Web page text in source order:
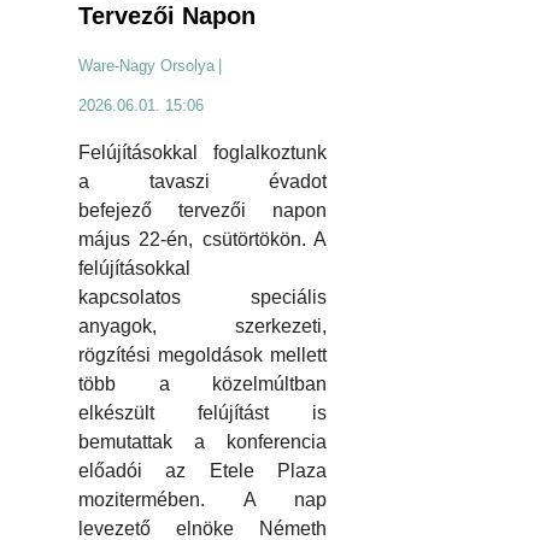
Tervezői Napon
Ware-Nagy Orsolya |
2026.06.01. 15:06
Felújításokkal foglalkoztunk
a tavaszi évadot
befejező tervezői napon
május 22-én, csütörtökön. A
felújításokkal
kapcsolatos speciális
anyagok, szerkezeti,
rögzítési megoldások mellett
több a közelmúltban
elkészült felújítást is
bemutattak a konferencia
előadói az Etele Plaza
mozitermében. A nap
levezető elnöke Németh